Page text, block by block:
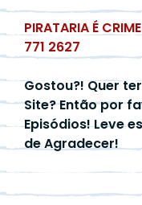
PIRATARIA É
771 2627
Gostou?! Quer
Site? Então por
Episódios! Leve
de Agradecer!